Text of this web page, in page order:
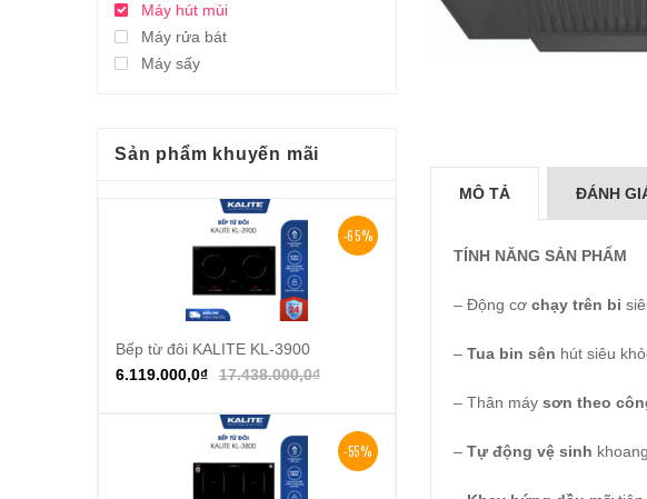
MÔ TẢ ĐÁNH
TÍNH NĂNG SẢN PHẨM
– Động cơ chạy trên bi
– Tua bin sên hút siêu
– Thân máy sơn theo
– Tự động vệ sinh
Máy hút mùi
Máy rửa bát
Máy sấy
Sản phẩm khuyến mãi
-65%
Thêm vào giỏ hàng
Bếp từ đôi KALITE KL-3900
17.438.000,0₫
6.119.000,0₫
-55%